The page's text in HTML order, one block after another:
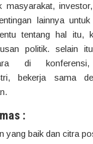
masyarakat,
lainnya untuk
tentang hal itu,
politik. selain
di konferensi,
bekerja sama
:
yang baik dan citra